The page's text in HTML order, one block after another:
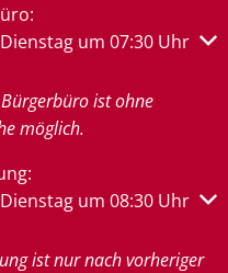
Schließzeiten
um 07:30 Uhr
ist ohne
möglich.
Schließzeiten
um 08:30 Uhr
ist nur nach vorheriger